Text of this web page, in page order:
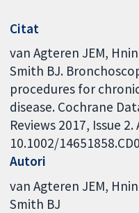
Citat
van Agteren JEM,
Smith BJ.
procedures for
disease. Cochrane
Reviews 2017, Issue
10.1002/
Autori
van Agteren JEM
Smith BJ